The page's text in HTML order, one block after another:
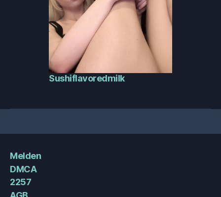
Sushiflavoredmilk
Melden
DMCA
2257